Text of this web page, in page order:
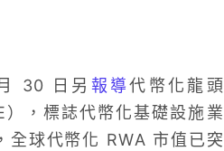
30 日另 報導代幣化龍頭
，標誌代幣化基礎設施業
球代幣化 RWA 市值已突